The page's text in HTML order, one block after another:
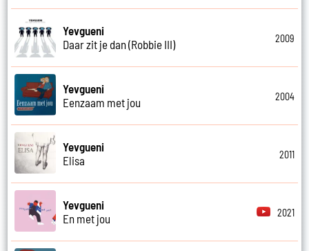
Yevgueni
Daar zit je dan (Robbie III)
2009
Yevgueni
Eenzaam met jou
2004
Yevgueni
Elisa
2011
Yevgueni
En met jou
2021